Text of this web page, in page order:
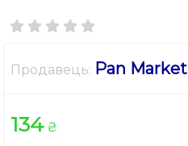
Продавець: Pan Market
134 ₴